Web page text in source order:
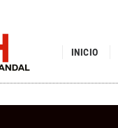
INICIO